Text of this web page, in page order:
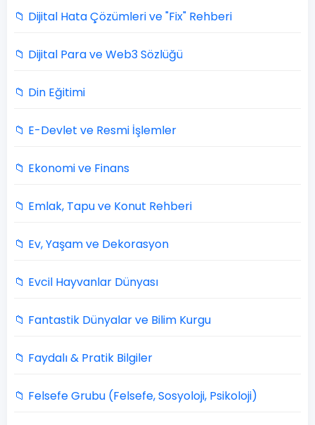
📁 Dijital Hata Çözümleri ve "Fix" Rehberi
📁 Dijital Para ve Web3 Sözlüğü
📁 Din Eğitimi
📁 E-Devlet ve Resmi İşlemler
📁 Ekonomi ve Finans
📁 Emlak, Tapu ve Konut Rehberi
📁 Ev, Yaşam ve Dekorasyon
📁 Evcil Hayvanlar Dünyası
📁 Fantastik Dünyalar ve Bilim Kurgu
📁 Faydalı & Pratik Bilgiler
📁 Felsefe Grubu (Felsefe, Sosyoloji, Psikoloji)